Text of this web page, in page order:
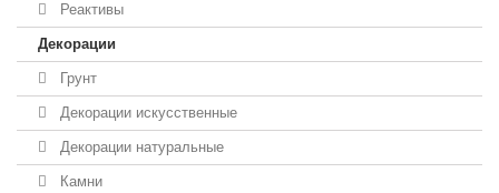
Реактивы
Декорации
Грунт
Декорации искусственные
Декорации натуральные
Камни